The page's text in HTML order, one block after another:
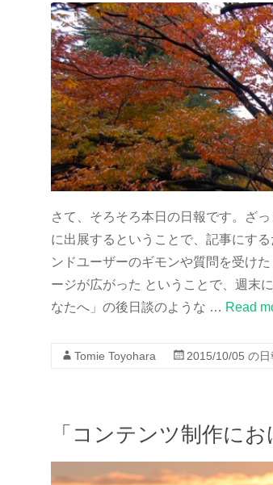
さて、そろそろ本日の日報です。ざ
に出展するということで、記事にす
ンドユーザーのギモンや質問を受け
ージが広がった ということで、週末
なたへ」の後日談のような … Read
Tomie Toyohara 2015/10/05 の日
「コンテンツ制作に